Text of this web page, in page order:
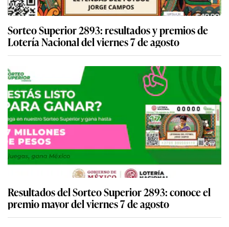
Sorteo Superior 2893: resultados y premios de
Lotería Nacional del viernes 7 de agosto
Resultados del Sorteo Superior 2893: conoce el
premio mayor del viernes 7 de agosto